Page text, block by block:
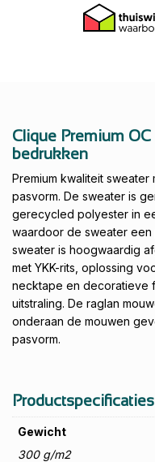
Clique Premium
bedrukken
Premium kwaliteit
pasvorm. De sweater is
gerecycled polyester in
waardoor de sweater
sweater is hoogwaardig
met YKK-rits, oplossing
necktape en decoratieve
uitstraling. De raglan
onderaan de mouwen
pasvorm.
Productspecificaties
Gewicht
300 g/m2